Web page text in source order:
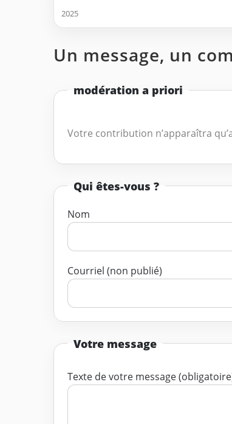
2025
Un message, un
modération a priori
Votre contribution n’apparaîtra
Qui êtes-vous ?
Nom
Courriel (non publié)
Votre message
Texte de votre message